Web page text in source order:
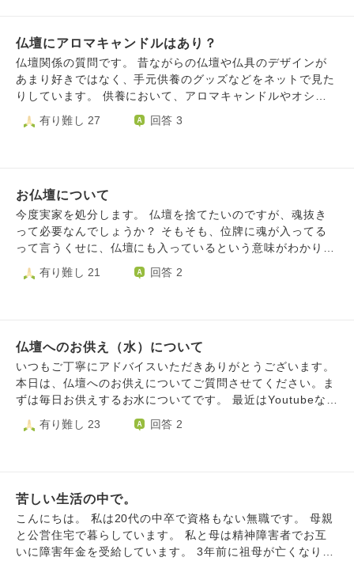
と言われました。 私にはそのような知識はありませんでし
たが、確かにそんな気もしました。 状況から、うちが持ち
帰るしか仕方なかったと思っていますが、そうすべきではな
かったのでしょうか。 また、後で気づいたことですが、永
名の位？が違うと言われました。母の戒名は、父がお寺に頼
なのが悪いのですが、夫婦で位が違うのは良くないのでしょ
うか。 そもそも位の違いは何でしょうか。 料金の違いは理
解しています。 兄は頭はしっかりしているので、兄の意向
を聞いて私が動く形ですべて行いました。 兄は今後の法要
はしないつもりでいますが、私は初盆だけはしたいと思い、
兄の了解を得て永代供養のお寺にお願いしています。兄は動
いお寺で父母と先祖供養をしてもらう予定です。それで問題
はないでしょうか。
しく、魂抜きの供養をした上でご本尊位牌の処分を考えてい
ます。 ただ、浄土宗にとって位牌という依代は先祖供養に
重要とのことで、小さな位牌に移し替えも考えましたが、金
銭的事情によりこちらもむずかしくどのような形が最善かを
た家族の供養にとっては良くないものでしょうか。 大変恐
仏壇にアロマキャンドルはあり？
仏壇関係の質問です。 昔ながらの仏壇や仏具のデザインが
あまり好きではなく、手元供養のグッズなどをネットで見た
りしています。 供養において、アロマキャンドルやオシャ
レなお香、プリザーブドフラワーやハーバリウムなどを飾る
ことは仏教の観点から見て問題はないでしょうか？それとも
有り難し 27 回答 3
お仏壇について
今度実家を処分します。 仏壇を捨てたいのですが、魂抜き
って必要なんでしょうか？ そもそも、位牌に魂が入ってる
って言うくせに、仏壇にも入っているという意味がわかりま
も今の家に持ってかなきゃならないのですが、私は1K6上の
生を歩みたいし、生きてる人間より死んでる人の魂の多い家
にいることが不気味と感じてしまいます。 家に置いておく
のは100歩譲っていいのですが、引き出しや押し入れにしま
って置いてもいいのでしょうか。 父親に生前月命日に仏壇
好き半分嫌いなので、微妙な気持ちです。 魂抜きをすると
有り難し 21 回答 2
仏壇へのお供え（水）について
いつもご丁寧にアドバイスいただきありがとうございます。
本日は、仏壇へのお供えについてご質問させてください。ま
ずは毎日お供えするお水についてです。 最近はYoutubeなど
で情報が溢れており、実際の真偽について知り、日々の行動
を改めたいと思っています。 １）朝一番にお供えするのは
りました。 例えば、午前中のうち、もしくは実際平日は仕
事もあるので帰宅後できるだけ早くお下げするのが良いでし
ょうか？ また、下げたあとも植物などにあげ循環させた方
がよいとなっていました（流し台にポイでなく） ２）水道
有り難し 23 回答 2
苦しい生活の中で。
こんにちは。 私は20代の中卒で資格もない無職です。 母親
と公営住宅で暮らしています。 私と母は精神障害者でお互
いに障害年金を受給しています。 3年前に祖母が亡くなりま